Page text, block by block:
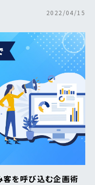
2022/04/15
客を呼び込む企画術